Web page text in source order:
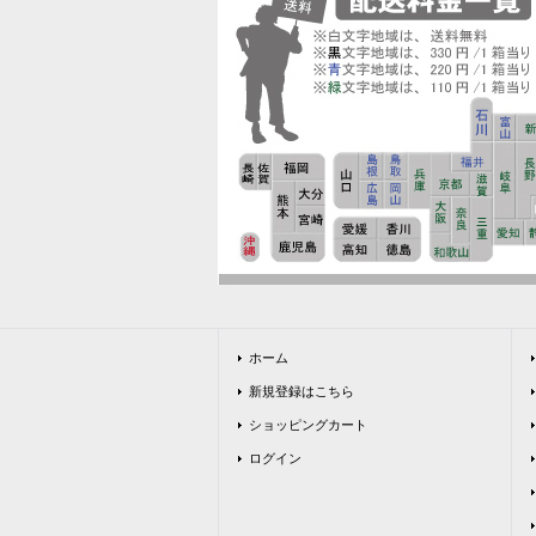
ホーム
新規登録はこちら
ショッピングカート
ログイン